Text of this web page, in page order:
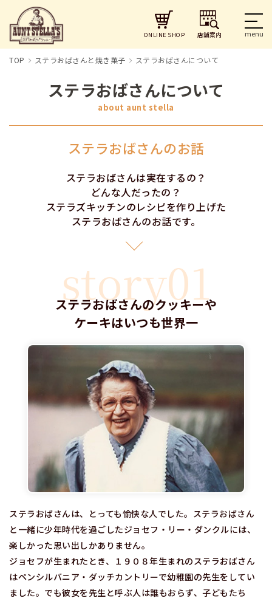
ONLINE SHOP 店舗案内
TOP ステラおばさんと焼き菓子 ステラおばさんについて
ステラおばさんについて
about aunt stella
ステラおばさんのお話
ステラおばさんは実在するの？
どんな人だったの？
ステラズキッチンのレシピを作り上げた
ステラおばさんのお話です。
ステラおばさんのクッキーや
ケーキはいつも世界一
story01
ステラおばさんは、とっても愉快な人でした。ステラおばさん
と一緒に少年時代を過ごしたジョセフ・リー・ダンクルには、
楽しかった思い出しかありません。
ジョセフが生まれたとき、１９０８年生まれのステラおばさん
はペンシルバニア・ダッチカントリーで幼稚園の先生をしてい
ました。でも彼女を先生と呼ぶ人は誰もおらず、子どもたち